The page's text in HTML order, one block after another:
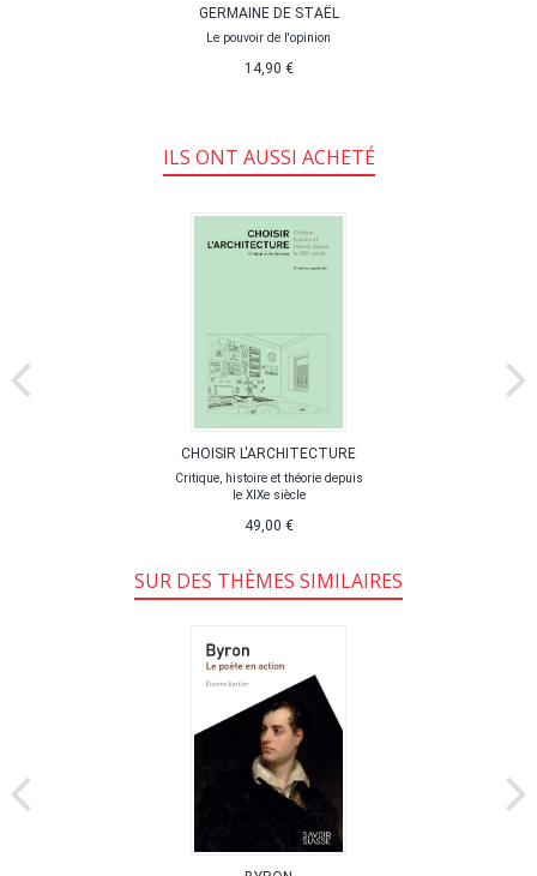
GERMAINE DE STAËL
Le pouvoir de l'opinion
14,90 €
ILS ONT AUSSI ACHETÉ
CHOISIR L'ARCHITECTURE
Critique, histoire et théorie depuis
le XIXe siècle
49,00 €
SUR DES THÈMES SIMILAIRES